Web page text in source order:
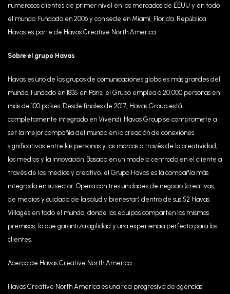
numerosos clientes de primer nivel en los mercados de EEUU y en todo
el mundo. Fundada en 2006 y con sede en Miami, Florida, República
Havas es parte de Havas Creative North America.
Sobre el grupo Havas
Havas es uno de los grupos de comunicaciones globales más grandes del
mundo. Fundado en 1835 en París, el Grupo emplea a 20,000 personas en
más de 100 países. Desde finales de 2017, Havas Group está
completamente integrado en Vivendi. Havas Group se compromete a
ser la mejor compañía del mundo en la creación de conexiones
significativas entre las personas y las marcas a través de la creatividad,
los medios y la innovación. Basado en un modelo centrado en el cliente a
través de los medios y creativo, el Grupo Havas es la compañía más
integrada en su sector. Opera con tres unidades de negocio (creativas,
de medios y cuidado de la salud y bienestar) dentro de sus 52 Havas
Villages en todo el mundo, donde los equipos comparten las mismas
premisas, lo que garantiza agilidad y una experiencia perfecta para los
clientes.
Acerca de Havas Creative North America
Havas Creative North America es una red progresiva de agencias